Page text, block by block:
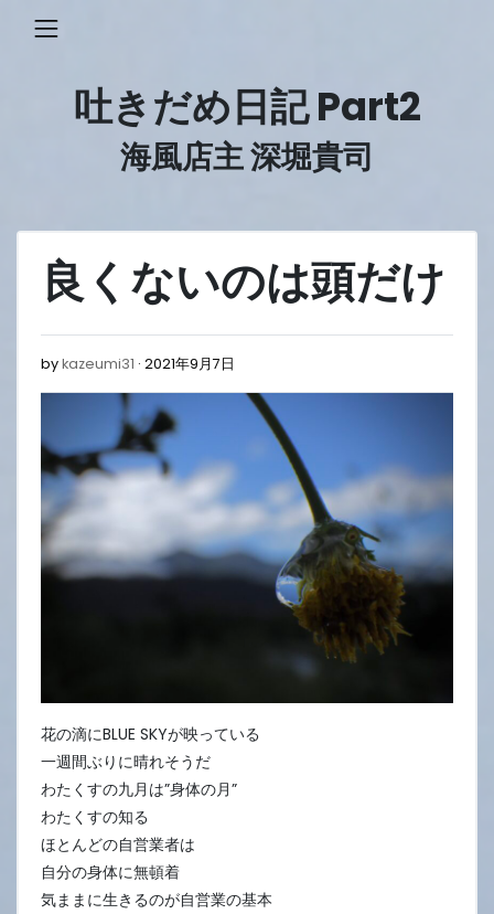
吐きだめ日記 Part2
海風店主 深堀貴司
良くないのは頭だけ
bykazeumi31 2021年9月7日
日
花の滴にBLUE SKYが映っている
一週間ぶりに晴れそうだ
わたくすの九月は”身体の月”
わたくすの知る
ほとんどの自営業者は
自分の身体に無頓着
気ままに生きるのが自営業の基本